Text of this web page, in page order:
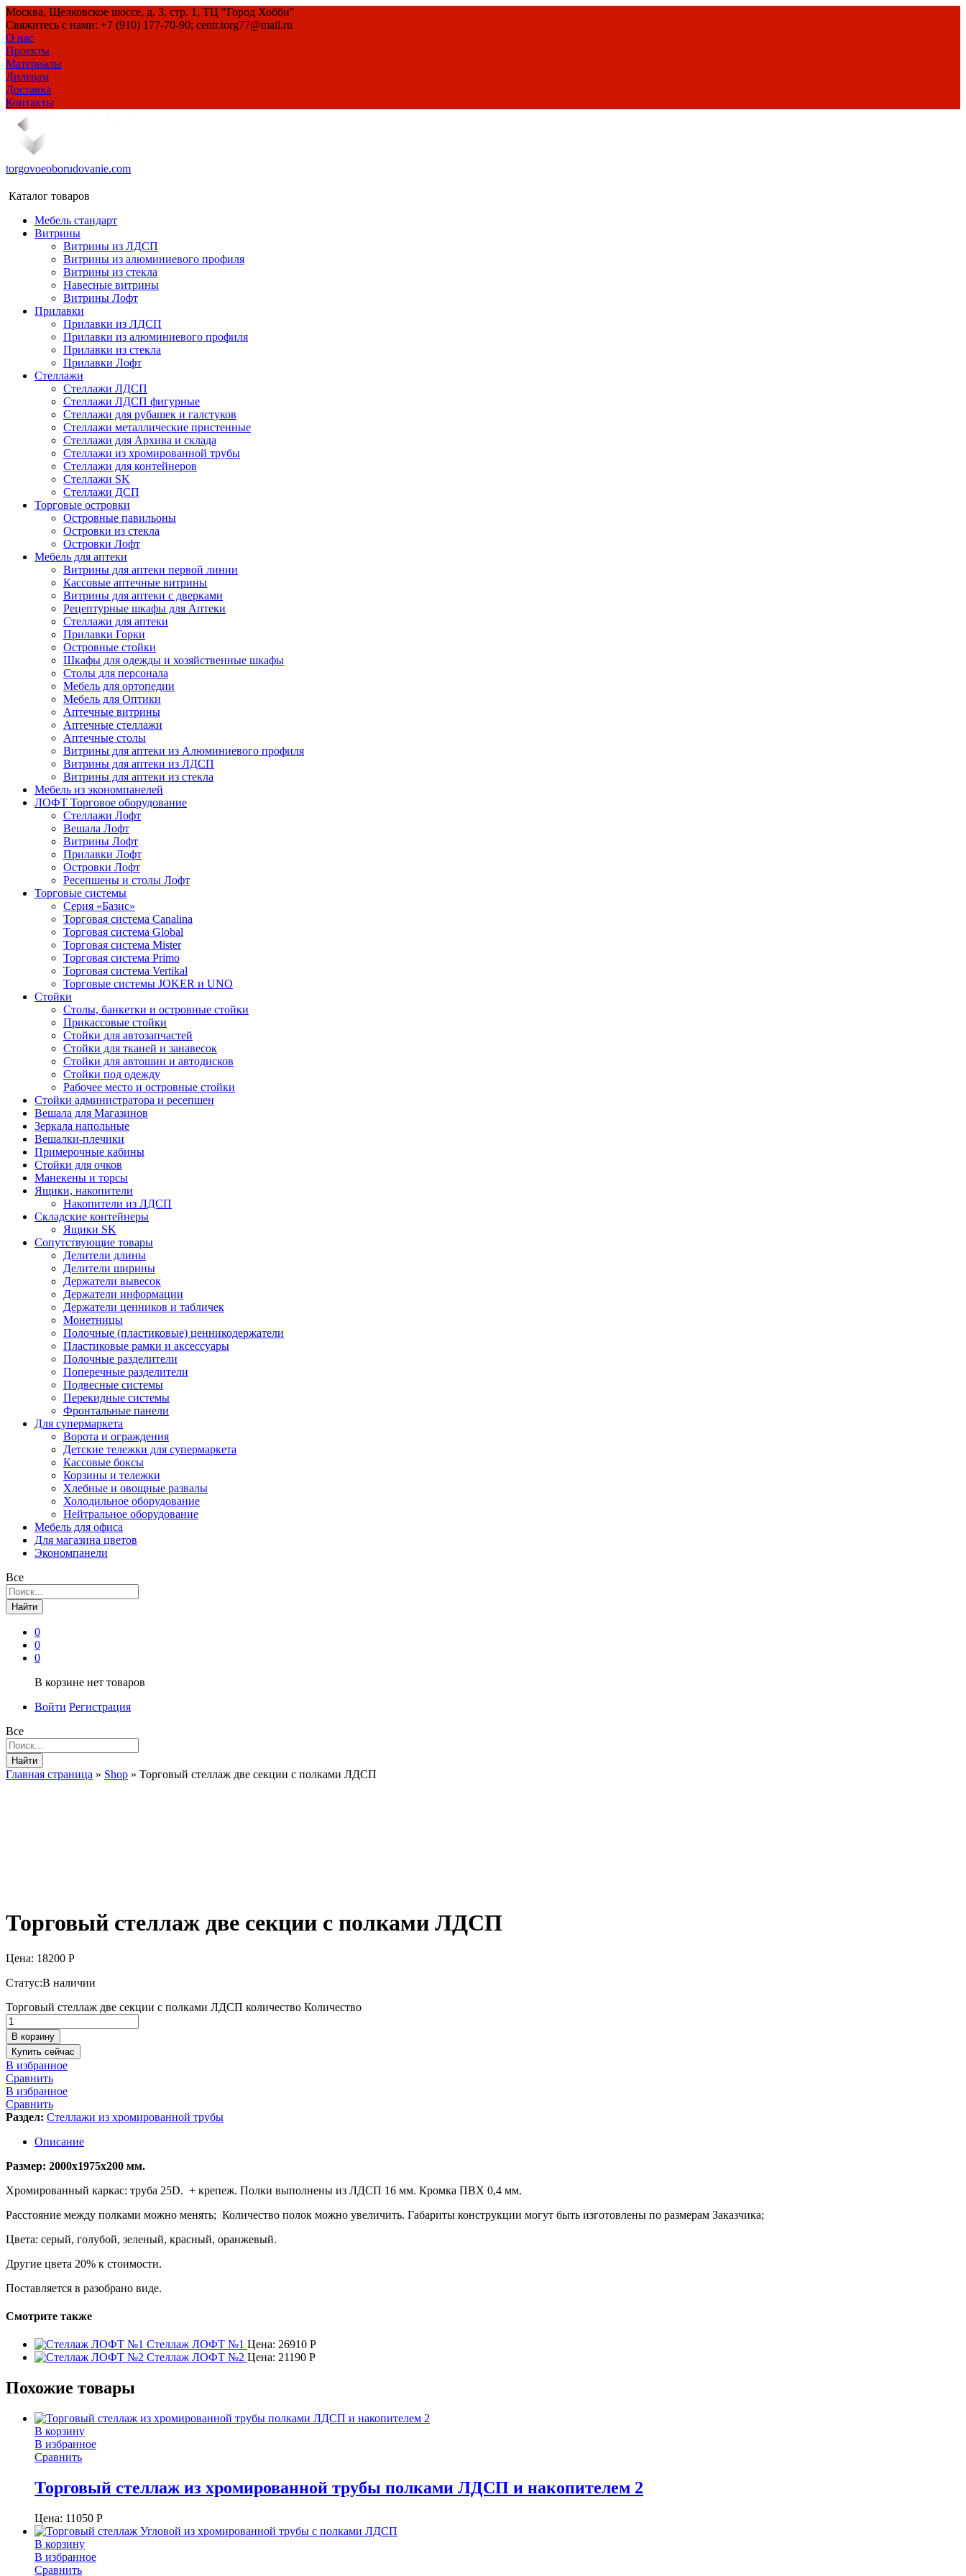
Москва, Щелковское шоссе, д. 3, стр. 1, ТЦ "Город Хобби"
Свяжитесь с нами: +7 (910) 177-70-90; centr.torg77@mail.ru
О нас
Проекты
Материалы
Дилерам
Доставка
Контакты
torgovoeoborudovanie.com
Каталог товаров
Мебель стандарт
Витрины
Витрины из ЛДСП
Витрины из алюминиевого профиля
Витрины из стекла
Навесные витрины
Витрины Лофт
Прилавки
Прилавки из ЛДСП
Прилавки из алюминиевого профиля
Прилавки из стекла
Прилавки Лофт
Стеллажи
Стеллажи ЛДСП
Стеллажи ЛДСП фигурные
Стеллажи для рубашек и галстуков
Стеллажи металлические пристенные
Стеллажи для Архива и склада
Стеллажи из хромированной трубы
Стеллажи для контейнеров
Стеллажи SK
Стеллажи ДСП
Торговые островки
Островные павильоны
Островки из стекла
Островки Лофт
Мебель для аптеки
Витрины для аптеки первой линии
Кассовые аптечные витрины
Витрины для аптеки с дверками
Рецептурные шкафы для Аптеки
Стеллажи для аптеки
Прилавки Горки
Островные стойки
Шкафы для одежды и хозяйственные шкафы
Столы для персонала
Мебель для ортопедии
Мебель для Оптики
Аптечные витрины
Аптечные стеллажи
Аптечные столы
Витрины для аптеки из Алюминиевого профиля
Витрины для аптеки из ЛДСП
Витрины для аптеки из стекла
Мебель из экономпанелей
ЛОФТ Торговое оборудование
Стеллажи Лофт
Вешала Лофт
Витрины Лофт
Прилавки Лофт
Островки Лофт
Ресепшены и столы Лофт
Торговые системы
Серия «Базис»
Торговая система Canalina
Торговая система Global
Торговая система Mister
Торговая система Primo
Торговая система Vertikal
Торговые системы JOKER и UNO
Стойки
Столы, банкетки и островные стойки
Прикассовые стойки
Стойки для автозапчастей
Стойки для тканей и занавесок
Стойки для автошин и автодисков
Стойки под одежду
Рабочее место и островные стойки
Стойки администратора и ресепшен
Вешала для Магазинов
Зеркала напольные
Вешалки-плечики
Примерочные кабины
Стойки для очков
Манекены и торсы
Ящики, накопители
Накопители из ЛДСП
Складские контейнеры
Ящики SK
Сопутствующие товары
Делители длины
Делители ширины
Держатели вывесок
Держатели информации
Держатели ценников и табличек
Монетницы
Полочные (пластиковые) ценникодержатели
Пластиковые рамки и аксессуары
Полочные разделители
Поперечные разделители
Подвесные системы
Перекидные системы
Фронтальные панели
Для супермаркета
Ворота и ограждения
Детские тележки для супермаркета
Кассовые боксы
Корзины и тележки
Хлебные и овощные развалы
Холодильное оборудование
Нейтральное оборудование
Мебель для офиса
Для магазина цветов
Экономпанели
Все
Найти
0
0
0
В корзине нет товаров
Войти Регистрация
Все
Найти
Главная страница » Shop » Торговый стеллаж две секции с полками ЛДСП
Торговый стеллаж две секции с полками ЛДСП
Цена: 18200 Р
Статус:В наличии
Торговый стеллаж две секции с полками ЛДСП количество Количество
В корзину
Купить сейчас
В избранное
Сравнить
В избранное
Сравнить
Раздел: Стеллажи из хромированной трубы
Описание
Размер: 2000х1975х200 мм.
Хромированный каркас: труба 25D. + крепеж. Полки выполнены из ЛДСП 16 мм. Кромка ПВХ 0,4 мм.
Расстояние между полками можно менять; Количество полок можно увеличить. Габариты конструкции могут быть изготовлены по размерам Заказчика;
Цвета: серый, голубой, зеленый, красный, оранжевый.
Другие цвета 20% к стоимости.
Поставляется в разобрано виде.
Смотрите также
Стеллаж ЛОФТ №1 Цена: 26910 Р
Стеллаж ЛОФТ №2 Цена: 21190 Р
Похожие товары
В корзину
В избранное
Сравнить
Торговый стеллаж из хромированной трубы полками ЛДСП и накопителем 2
Цена: 11050 Р
В корзину
В избранное
Сравнить